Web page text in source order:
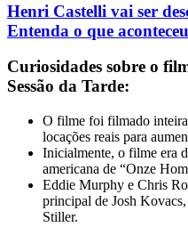
Henri Castelli vai ser
Entenda o que aconteceu
Curiosidades sobre o
Sessão da Tarde:
O filme foi filmado
locações reais para
Inicialmente, o filme era
americana de “Onze
Eddie Murphy e Chris
principal de Josh
Stiller.